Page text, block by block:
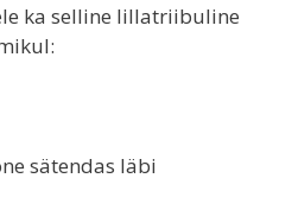
ka selline lillatriibuline
sätendas läbi